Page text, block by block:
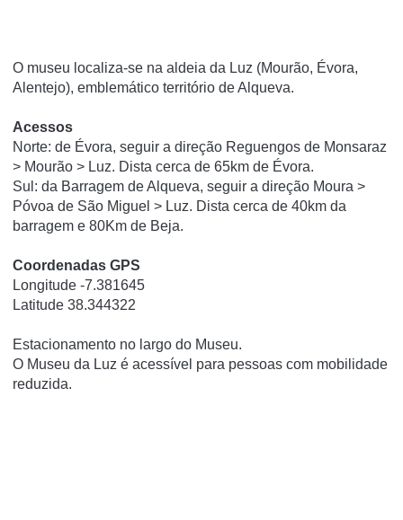
O museu localiza-se na aldeia da Luz (Mourão, Évora,
Alentejo), emblemático território de Alqueva.
Acessos
Norte: de Évora, seguir a direção Reguengos de Monsaraz
> Mourão > Luz. Dista cerca de 65km de Évora.
Sul: da Barragem de Alqueva, seguir a direção Moura >
Póvoa de São Miguel > Luz. Dista cerca de 40km da
barragem e 80Km de Beja.
Coordenadas GPS
Longitude -7.381645
Latitude 38.344322
Estacionamento no largo do Museu.
O Museu da Luz é acessível para pessoas com mobilidade
reduzida.